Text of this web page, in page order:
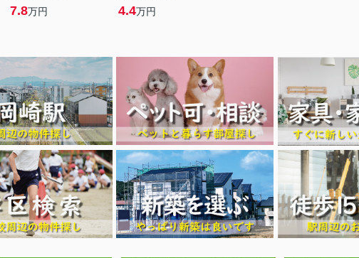
7.8万円 4.4万円